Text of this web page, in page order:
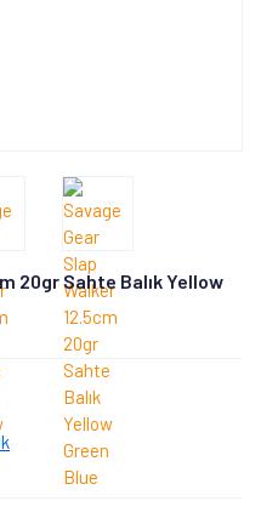
20gr Sahte Balık Yellow